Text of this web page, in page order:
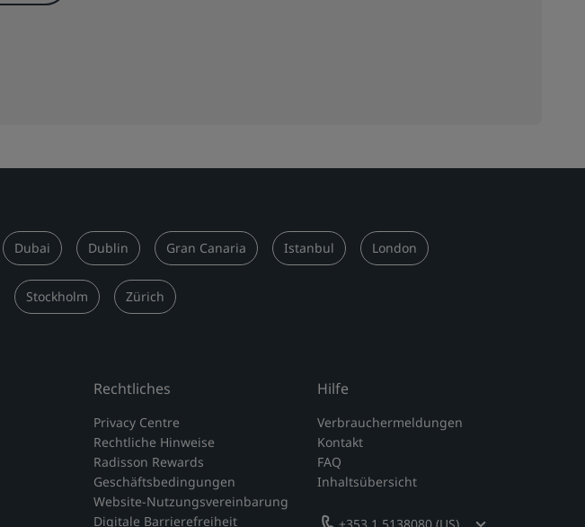
Dubai Dublin Gran Canaria Istanbul London
Stockholm Zürich
Rechtliches
Privacy Centre
Rechtliche Hinweise
Radisson Rewards
Geschäftsbedingungen
Website-Nutzungsvereinbarung
Digitale Barrierefreiheit
Hilfe
Verbrauchermeldungen
Kontakt
FAQ
Inhaltsübersicht